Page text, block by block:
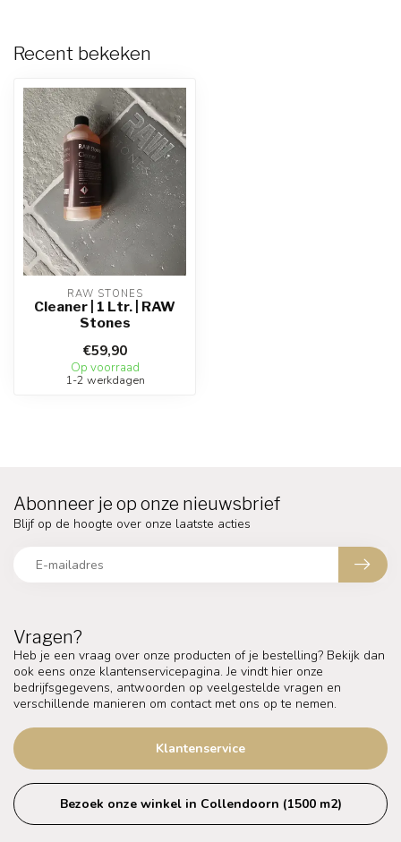
Recent bekeken
RAW STONES
Cleaner | 1 Ltr. | RAW
Stones
€59,90
Op voorraad
1-2 werkdagen
Vragen?
Heb je een vraag over onze producten of je bestelling? Bekijk dan
ook eens onze klantenservicepagina. Je vindt hier onze
bedrijfsgegevens, antwoorden op veelgestelde vragen en
verschillende manieren om contact met ons op te nemen.
Klantenservice
Bezoek onze winkel in Collendoorn (1500 m2)
Abonneer je op onze nieuwsbrief
Blijf op de hoogte over onze laatste acties